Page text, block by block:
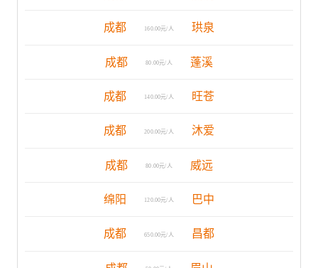
成都 160.00元/人 珙泉
成都 80.00元/人 蓬溪
成都 140.00元/人 旺苍
成都 200.00元/人 沐爱
成都 80.00元/人 威远
绵阳 120.00元/人 巴中
成都 650.00元/人 昌都